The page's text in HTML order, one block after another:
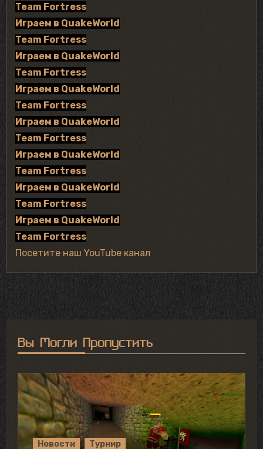
Team Fortress
Играем в QuakeWorld
Team Fortress
Играем в QuakeWorld
Team Fortress
Играем в QuakeWorld
Team Fortress
Играем в QuakeWorld
Team Fortress
Играем в QuakeWorld
Team Fortress
Играем в QuakeWorld
Team Fortress
Играем в QuakeWorld
Team Fortress
Посетите наш YouTube канал
Вы Могли Пропустить
Новости Турнир